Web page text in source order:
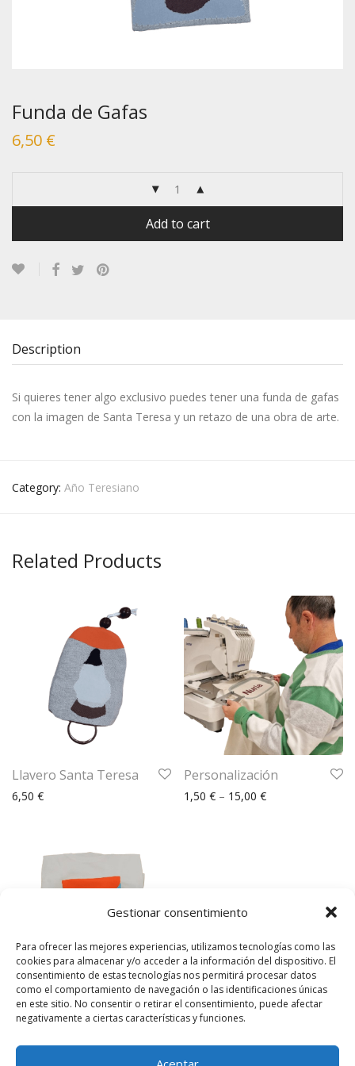
Gestionar consentimiento
Para ofrecer las mejores experiencias, utilizamos tecnologías como las
cookies para almacenar y/o acceder a la información del dispositivo. El
consentimiento de estas tecnologías nos permitirá procesar datos
como el comportamiento de navegación o las identificaciones únicas
en este sitio. No consentir o retirar el consentimiento, puede afectar
negativamente a ciertas características y funciones.
Funda de Gafas
6,50 €
Add to cart
Description
Si quieres tener algo exclusivo puedes tener una funda de gafas
con la imagen de Santa Teresa y un retazo de una obra de arte.
Category: Año Teresiano
Related Products
Llavero Santa Teresa
6,50 €
Personalización
1,50 € – 15,00 €
Camiseta Santa
Teresa
20,00€